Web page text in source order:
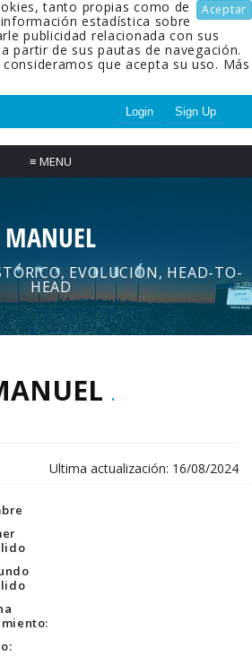
Aceptar
tanto propias como de
estadística sobre
publicidad relacionada con sus
partir de sus pautas de navegación.
que acepta su uso. Más
Login Sign Up
≡ MENU
MANUEL
EVOLUCIÓN, HEAD-TO-
HEAD
.
Ultima actualización: 16/08/2024